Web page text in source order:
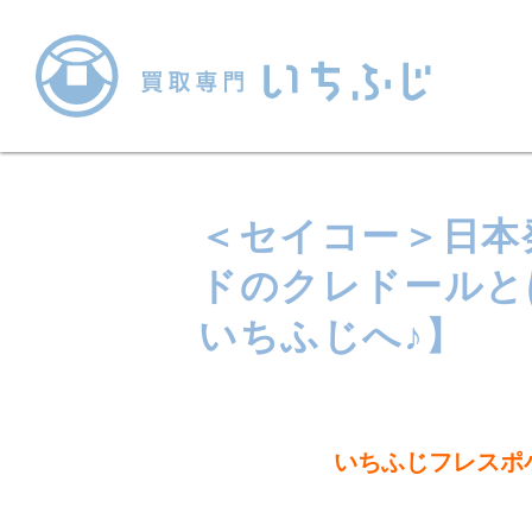
＜セイコー＞日
ドのクレドール
いちふじへ♪】
いちふじフレス